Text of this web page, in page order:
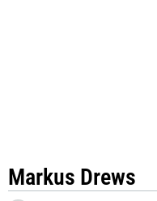
Markus Drews